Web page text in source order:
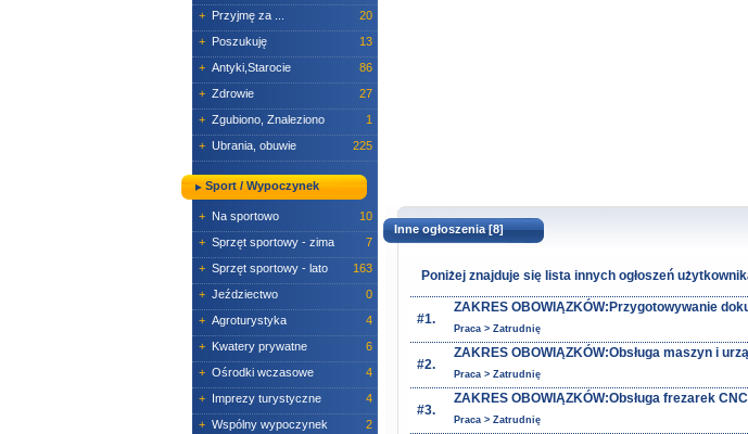
+ Przyjmę za ...
20
+ Poszukuję
13
+ Antyki,Starocie
86
+ Zdrowie
27
+ Zgubiono, Znaleziono
1
+ Ubrania, obuwie 225
Sport / Wypoczynek
+ Na sportowo
10
+ Sprzęt sportowy - zima
7
+ Sprzęt sportowy - lato
163
+ Jeździectwo
0
+ Agroturystyka
4
+ Kwatery prywatne
6
+ Ośrodki wczasowe
4
+ Imprezy turystyczne
4
+ Wspólny wypoczynek 2
Inne ogłoszenia [8]
Poniżej znajduje się lista innych ogłoszeń
#1.
ZAKRES OBOWIĄZKÓW:Przygotowywanie
Praca > Zatrudnię
#2.
ZAKRES OBOWIĄZKÓW:Obsługa maszyn i
Praca > Zatrudnię
#3.
ZAKRES OBOWIĄZKÓW:Obsługa frezarek
Praca > Zatrudnię